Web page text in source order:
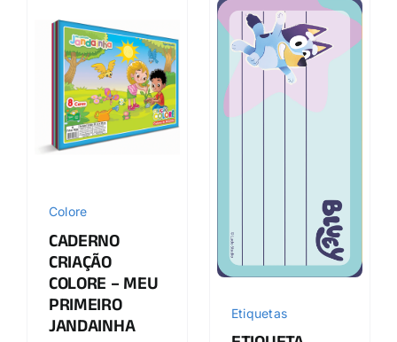
Colore
CADERNO
CRIAÇÃO
COLORE – MEU
PRIMEIRO
JANDAINHA
Etiquetas